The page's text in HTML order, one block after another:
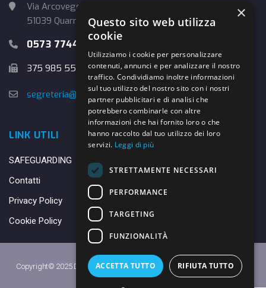
Via Arcoveggio, 4
51039 Quarrata (PT)
0573 774457
375 985 5526
segreteria@danybasket.it
LINK UTILI
SAFEGUARDING
Contatti
Privacy Policy
Cookie Policy
Copyright© 2025 DANY BASKET QUARRATA S.S.D.A.R.L. -Privacy Policy
×
Questo sito web utilizza
cookie
Utilizziamo i cookie per personalizzare
contenuti, annunci e per analizzare il nostro
traffico. Condividiamo inoltre informazioni
sul tuo utilizzo del nostro sito con i nostri
partner pubblicitari e di analisi che
potrebbero combinarle con altre
informazioni che hai fornito loro o che
hanno raccolto dal tuo utilizzo dei loro
servizi. Leggi di più
STRETTAMENTE NECESSARI
PERFORMANCE
TARGETING
FUNZIONALITÀ
ACCETTA TUTTO RIFIUTA TUTTO